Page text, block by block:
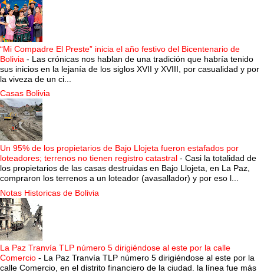
“Mi Compadre El Preste” inicia el año festivo del Bicentenario de
Bolivia - Las crónicas nos hablan de una tradición que habría tenido
sus inicios en la lejanía de los siglos XVII y XVIII, por casualidad y por
la viveza de un ci...
Casas Bolivia
Un 95% de los propietarios de Bajo Llojeta fueron estafados por
loteadores; terrenos no tienen registro catastral - Casi la totalidad de
los propietarios de las casas destruidas en Bajo Llojeta, en La Paz,
compraron los terrenos a un loteador (avasallador) y por eso l...
Notas Historicas de Bolivia
La Paz Tranvía TLP número 5 dirigiéndose al este por la calle
Comercio - La Paz Tranvía TLP número 5 dirigiéndose al este por la
calle Comercio, en el distrito financiero de la ciudad. la línea fue más